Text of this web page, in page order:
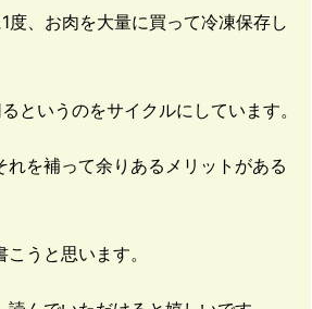
度、お肉を大量に買って冷凍保存し
というのをサイクルにしています。
れを補って余りあるメリットがある
うと思います。